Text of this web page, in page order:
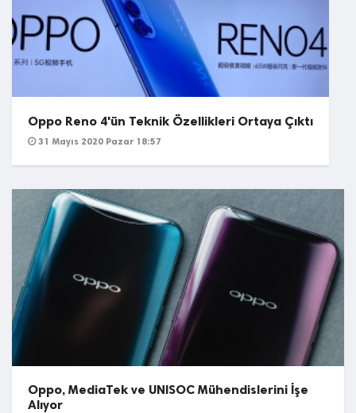
Oppo Reno 4'ün Teknik Özellikleri Ortaya Çıktı
31 Mayıs 2020 Pazar 18:57
Oppo, MediaTek ve UNISOC Mühendislerini İşe
Alıyor